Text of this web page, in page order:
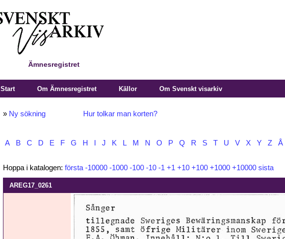
Ämnesregistret
Start Om Ämnesregistret Källor Om Svenskt visarkiv
» Ny sökning Hur tolkar man korten?
A B C D E F G H J K L M N O P Q R S T U V X Y Z Å
Hoppa i katalogen: första -10000 -1000 -100 -10 -1 +1 +10 +100 +1000 +10000 sista
AREG17_0261